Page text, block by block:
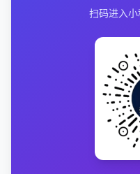
扫码进入小